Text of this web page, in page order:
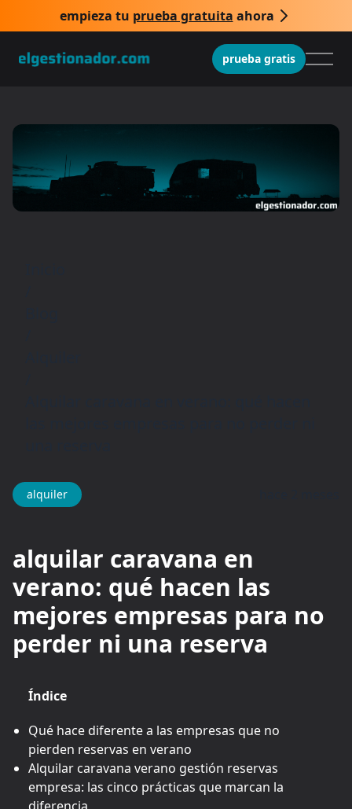
empieza tu prueba gratuita ahora
prueba gratis
alquiler
alquilar caravana en
verano: qué hacen las
mejores empresas para no
perder ni una reserva
Índice
Qué hace diferente a las empresas que no
pierden reservas en verano
Alquilar caravana verano gestión reservas
empresa: las cinco prácticas que marcan la